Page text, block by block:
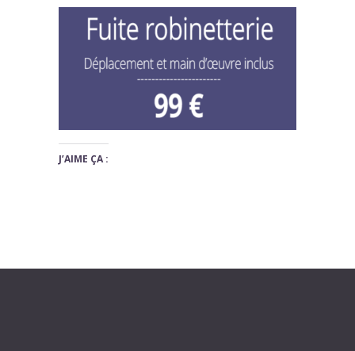
J’AIME ÇA :